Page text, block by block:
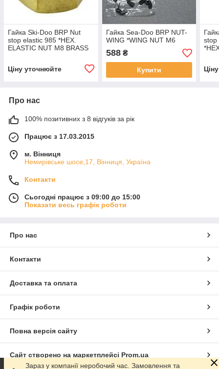
Гайка Ski-Doo BRP Nut
stop elastic 985 *HEX.
ELASTIC NUT M8 BRASS
Ціну уточнюйте
Гайка Sea-Doo BRP NUT-
WING *WING NUT M6
588₴
Купити
stop
Про нас
100% позитивних з 8 відгуків за рік
Працює з 17.03.2015
м. Вінниця
Немирівське шосе,17, Вінниця, Україна
Контакти
Сьогодні працює з 09:00 до 15:00
Показати весь графік роботи
Про нас
Контакти
Доставка та оплата
Графік роботи
Повна версія сайту
Сайт створено на маркетплейсі Prom.ua
Зараз у компанії неробочий час. Замовлення та